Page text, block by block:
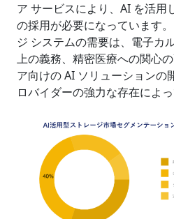
ア サービスにより、AI を活用
の採用が必要になっています
ジ システムの需要は、電子カ
上の義務、精密医療への関心
ア向けの AI ソリューションの
ロバイダーの強力な存在によ